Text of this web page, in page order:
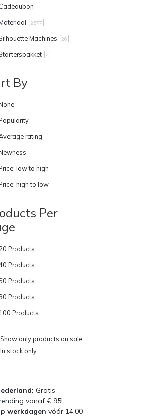
Cadeaubon
2577
Machines 26
4
By
rating
low to high
high to low
Per
20 Products
40 Products
60 Products
80 Products
100 Products
Show only products on sale
In stock only
Gratis
vanaf € 95!
werkdagen vóór 14.00